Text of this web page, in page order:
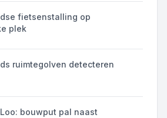
fietsenstalling op
plek
ruimtegolven detecteren
bouwput pal naast